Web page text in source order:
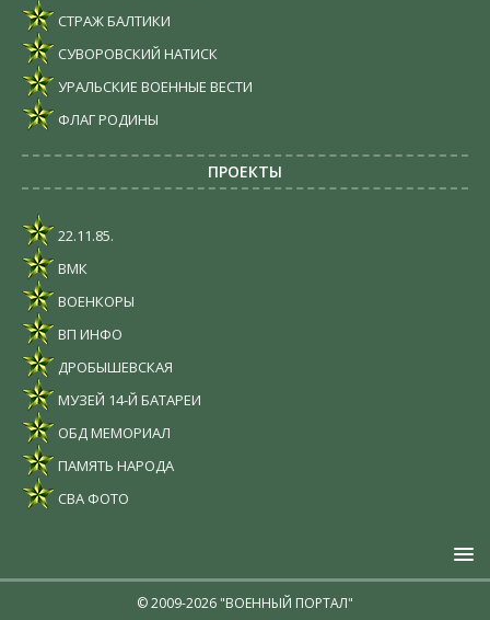
СТРАЖ БАЛТИКИ
СУВОРОВСКИЙ НАТИСК
УРАЛЬСКИЕ ВОЕННЫЕ ВЕСТИ
ФЛАГ РОДИНЫ
ПРОЕКТЫ
22.11.85.
ВМК
ВОЕНКОРЫ
ВП ИНФО
ДРОБЫШЕВСКАЯ
МУЗЕЙ 14-Й БАТАРЕИ
ОБД МЕМОРИАЛ
ПАМЯТЬ НАРОДА
СВА ФОТО
© 2009-2026 "ВОЕННЫЙ ПОРТАЛ"